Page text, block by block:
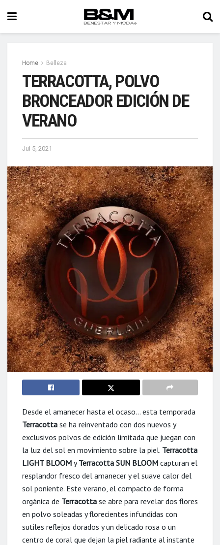
Home Belleza
TERRACOTTA, POLVO
BRONCEADOR EDICIÓN DE
VERANO
Jul 5, 2021
Desde el amanecer hasta el ocaso… esta temporada
Terracotta se ha reinventado con dos nuevos y
exclusivos polvos de edición limitada que juegan con
la luz del sol en movimiento sobre la piel. Terracotta
LIGHT BLOOM yTerracotta SUN BLOOM capturan el
resplandor fresco del amanecer y el suave calor del
sol poniente. Este verano, el compacto de forma
orgánica de Terracotta se abre para revelar dos flores
en polvo soleadas y florecientes infundidas con
sutiles reflejos dorados y un delicado rosa o un
centro de coral que dejan la piel radiante al instante